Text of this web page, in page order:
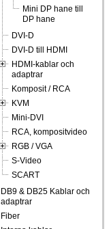
Mini DP hane till
DP hane
DVI-D
DVI-D till HDMI
HDMI-kablar och
adaptrar
Komposit / RCA
KVM
Mini-DVI
RCA, kompositvideo
RGB / VGA
S-Video
SCART
DB9 & DB25 Kablar och
adaptrar
Fiber